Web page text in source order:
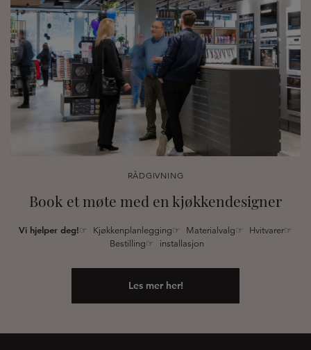
RÅDGIVNING
Book et møte med en kjøkkendesigner
Vi hjelper deg!☞ Kjøkkenplanlegging☞ Materialvalg☞ Hvitvarer☞
Bestilling☞ installasjon
Les mer her!